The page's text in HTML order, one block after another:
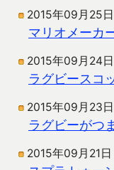
2015年09月25日
マリオメーカ
2015年09月24日
ラグビースコ
2015年09月23日
ラグビーがつ
2015年09月21日